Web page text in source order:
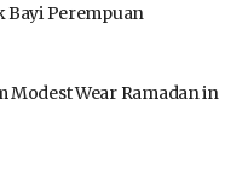
Bayi Perempuan
Modest Wear Ramadan in